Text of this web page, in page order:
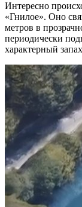
Интересно
«Гнилое». Оно
метров в
периодически
характерный